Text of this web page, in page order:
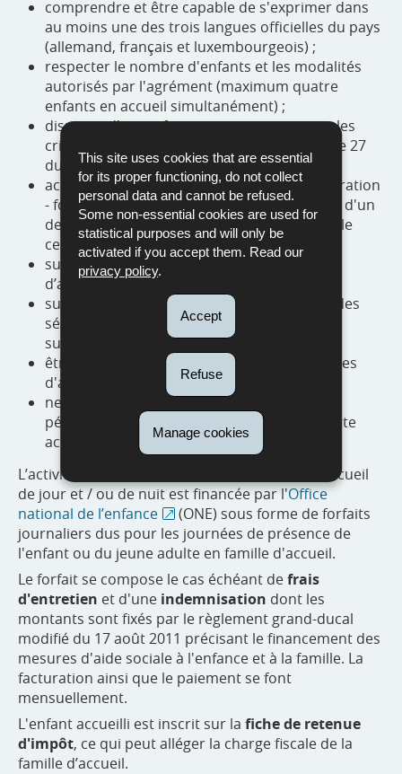
This site uses cookies that are essential
for its proper functioning, do not collect
personal data and cannot be refused.
Some non-essential cookies are used for
statistical purposes and will only be
activated if you accept them. Read our
privacy policy.
Accept
Refuse
Manage cookies
comprendre et être capable de s'exprimer dans
au moins une des trois langues officielles du pays
(allemand, français et luxembourgeois) ;
respecter le nombre d'enfants et les modalités
autorisés par l'agrément (maximum quatre
enfants en accueil simultanément) ;
disposer d'une infrastructure qui respecte les
critères minimas tels que prévus par l'article 27
du règlement grand-ducal du 17 août 2011 ;
accomplir une procédure "sélection - préparation
- formation" de maximum 30 heures auprès d'un
des services d'accompagnement et obtenir le
certificat de sélection ;
suivre une formation de base pour familles
d’accueil de 100 heures ;
suivre pendant 20 heures par an au moins des
séances de formation continue et / ou de
supervision ;
être suivies régulièrement par un des services
d'accompagnement ;
ne pas avoir fait l'objet de condamnations
pénales incompatibles avec l'exercice de cette
activité.
L’activité d'accueil socio-éducatif en famille d’accueil
de jour et / ou de nuit est financée par l'Office
national de l’enfance
(ONE) sous forme de forfaits
journaliers dus pour les journées de présence de
l'enfant ou du jeune adulte en famille d'accueil.
Le forfait se compose le cas échéant defrais
d'entretien et d'une indemnisation dont les
montants sont fixés par le règlement grand-ducal
modifié du 17 août 2011 précisant le financement des
mesures d'aide sociale à l'enfance et à la famille. La
facturation ainsi que le paiement se font
mensuellement.
L'enfant accueilli est inscrit sur la fiche de retenue
d'impôt, ce qui peut alléger la charge fiscale de la
famille d’accueil.